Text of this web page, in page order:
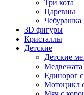
Три кота
Царевны
Чебурашка
3D фигуры
Кристаллы
Детские
Детские
Единорог
Мотоцикл